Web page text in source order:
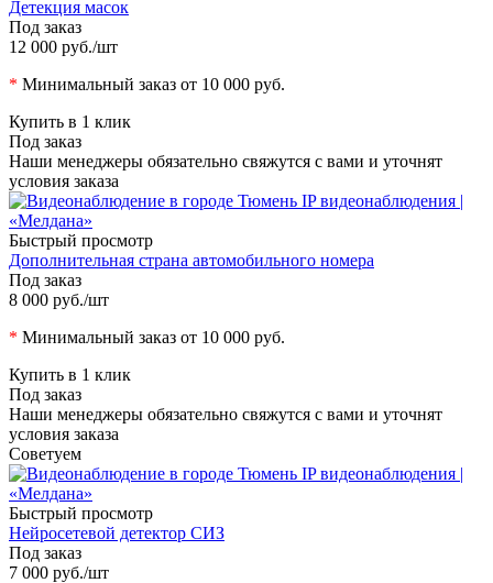
Детекция масок
Под заказ
12 000 руб./шт
* Минимальный заказ от 10 000 руб.
Купить в 1 клик
Под заказ
Наши менеджеры обязательно свяжутся с вами и уточнят
условия заказа
Быстрый просмотр
Дополнительная страна автомобильного номера
Под заказ
8 000 руб./шт
* Минимальный заказ от 10 000 руб.
Купить в 1 клик
Под заказ
Наши менеджеры обязательно свяжутся с вами и уточнят
условия заказа
Советуем
Быстрый просмотр
Нейросетевой детектор СИЗ
Под заказ
7 000 руб./шт